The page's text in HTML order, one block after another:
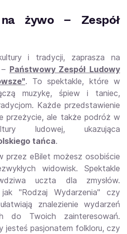
żywo – Zespół
i tradycji, zaprasza na
Państwowy Zespół Ludowy
. To spektakle, które w
muzykę, śpiew i taniec,
Każde przedstawienie
przeżycie, ale także podróż w
ludowej, ukazująca
tańca.
przez eBilet możesz osobiście
widowisk. Spektakle
uczta dla zmysłów.
"Rodzaj Wydarzenia" czy
znalezienie wydarzeń
do Twoich zainteresowań.
jesteś pasjonatem folkloru, czy